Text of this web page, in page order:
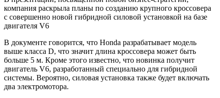
компания раскрыла планы по созданию крупного кроссовера
с совершенно новой гибридной силовой установкой на базе
двигателя V6
В документе говорится, что Honda разрабатывает модель
выше класса D, что значит длина кроссовера может быть
больше 5 м. Кроме этого известно, что новинка получит
двигатель V6, разработанный специально для гибридной
системы. Вероятно, силовая установка также будет включать
два электромотора.